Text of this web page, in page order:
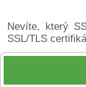
Nevíte, který
SSL/TLS